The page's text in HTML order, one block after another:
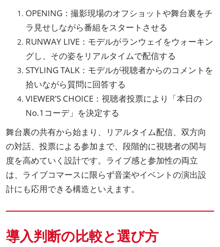
OPENING：撮影現場のオフショットや舞台裏をチ
ラ見せしながら番組をスタートさせる
RUNWAY LIVE：モデルがランウェイをウォーキン
グし、その姿をリアルタイムで配信する
STYLING TALK：モデルが視聴者からのコメントを
拾いながら質問に回答する
VIEWER’S CHOICE：視聴者投票により「本日の
No.1コーデ」を決定する
舞台裏の共有から始まり、リアルタイム配信、双方向
の対話、投票による参加まで、段階的に視聴者の関与
度を高めていく設計です。ライブ感と参加性の両立
は、ライブコマースに限らず音楽やイベントの演出設
計にも応用できる構造といえます。
導入判断の比較と選び方